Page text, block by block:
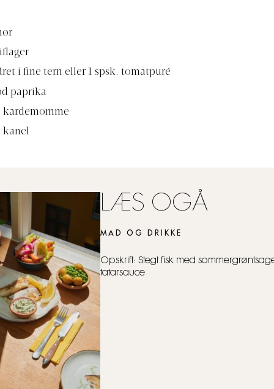
i fine tern eller 1 spsk. tomatpuré
paprika
kardemomme
kanel
LÆS OGÅ
MAD OG DRIKKE
Opskrift: Stegt fisk med
tatarsauce